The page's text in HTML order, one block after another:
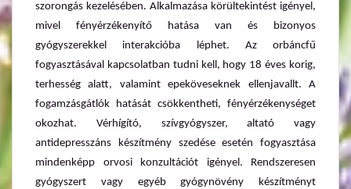
szorongás kezelésében. Alkalmazása körültekintést igényel,
mivel fényérzékenyítő hatása van és bizonyos
gyógyszerekkel interakcióba léphet. Az orbáncfű
fogyasztásával kapcsolatban tudni kell, hogy 18 éves korig,
terhesség alatt, valamint epeköveseknek ellenjavallt. A
fogamzásgátlók hatását csökkentheti, fényérzékenységet
okozhat. Vérhígító, szívgyógyszer, altató vagy
antidepresszáns készítmény szedése esetén fogyasztása
mindenképp orvosi konzultációt igényel. Rendszeresen
gyógyszert vagy egyéb gyógynövény készítményt